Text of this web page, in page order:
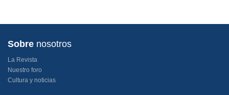
Sobre nosotros
La Revista
Nuestro foro
Cultura y noticias